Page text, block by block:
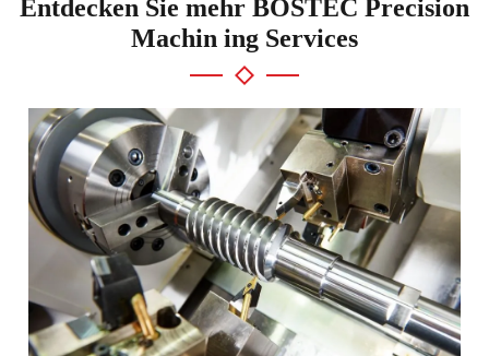
Entdecken Sie mehr BOSTEC Precision
Machin ing Services